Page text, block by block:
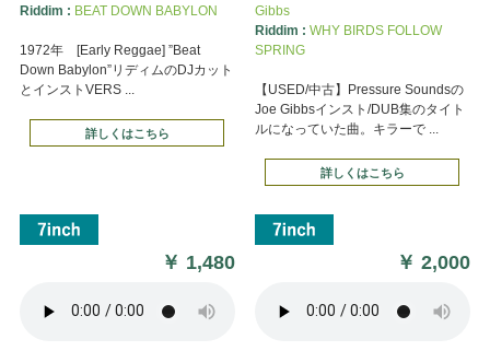
Riddim : BEAT DOWN BABYLON
1972年 [Early Reggae] ”Beat
Down Babylon”リディムのDJカット
とインストVERS ...
詳しくはこちら
￥ 1,480
Gibbs
Riddim : WHY BIRDS FOLLOW
SPRING
【USED/中古】Pressure Soundsの
Joe Gibbsインスト/DUB集のタイト
ルになっていた曲。キラーで ...
詳しくはこちら
￥2,000